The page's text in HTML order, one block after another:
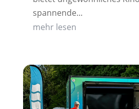
spannende...
mehr lesen